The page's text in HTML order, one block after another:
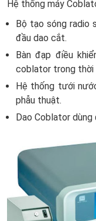
Hệ thống máy
Bộ tạo sóng radio
đầu dao cắt.
Bàn đạp điều
coblator trong thời
Hệ thống tưới
phẫu thuật.
Dao Coblator